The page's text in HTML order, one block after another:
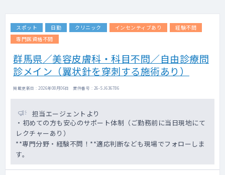
スポット 日勤 クリニック インセンティブあり
経験不問
専門医資格不問
群馬県／美容皮膚科・科目不問／自由診療問
診メイン（翼状針を穿刺する施術あり）
掲載更新日 : 2026年08月06日 案件番号 : 26-SJ636786
担当エージェントより
・初めての方も安心のサポート体制（ご勤務前に当日現地にて
レクチャーあり）
**専門分野・経験不問！**適応判断なども現場でフォローしま
す。